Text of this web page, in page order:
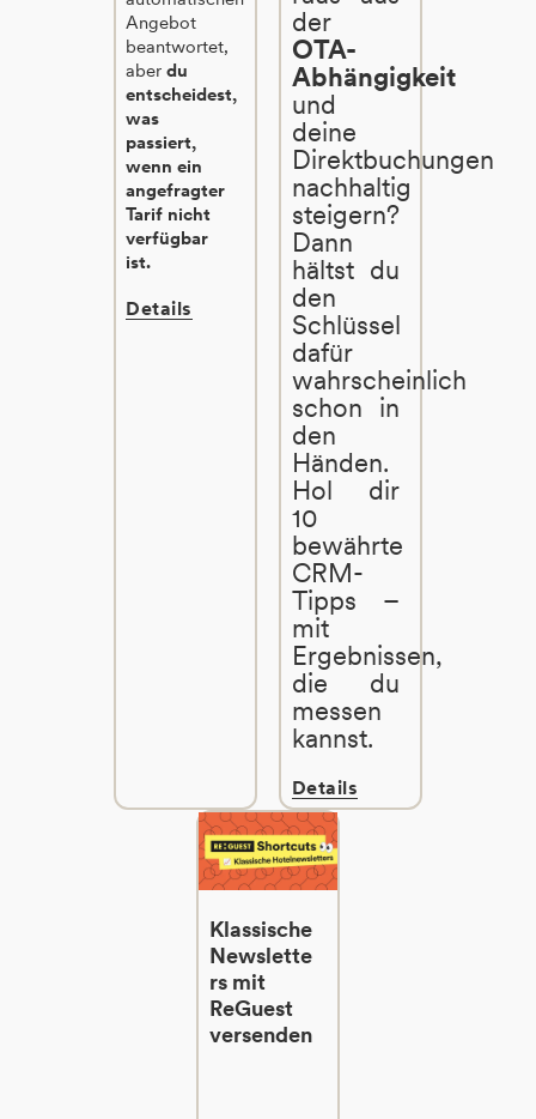
Angebot
beantwortet,
aberdu
entscheidest,
was
passiert,
wenn ein
angefragter
Tarif nicht
verfügbar
ist.
Details
der
OTA-
Abhängigkeit
und
deine
Direktbuchungen
nachhaltig
steigern?
Dann
hältst du
den
Schlüssel
dafür
wahrscheinlich
schon in
den
Händen.
Hol dir
10
bewährte
CRM-
Tipps –
mit
Ergebnissen,
die du
messen
kannst.
Details
Klassische
Newslette
rs mit
ReGuest
versenden